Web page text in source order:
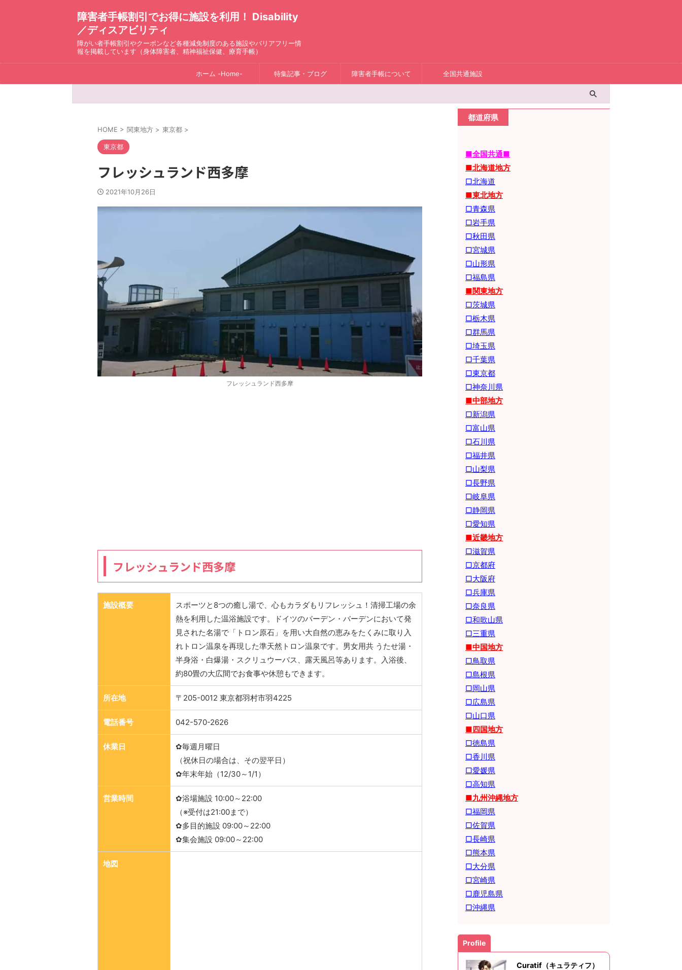
障害者手帳割引でお得に施設を利用！ Disability
／ディスアビリティ
障がい者手帳割引やクーポンなど各種減免制度のある施設やバリアフリー情
報を掲載しています（身体障害者、精神福祉保健、療育手帳）
ホーム -Home- 特集記事・ブログ 障害者手帳について 全国共通施設
HOME > 関東地方 > 東京都 >
東京都
フレッシュランド西多摩
2021年10月26日
フレッシュランド西多摩
フレッシュランド西多摩
施設概要
スポーツと8つの癒し湯で、心もカラダもリフレッシュ！清掃工場の余
熱を利用した温浴施設です。ドイツのバーデン・バーデンにおいて発
見された名湯で「トロン原石」を用い大自然の恵みをたくみに取り入
れトロン温泉を再現した準天然トロン温泉です。男女用共 うたせ湯・
半身浴・白爆湯・スクリュウーバス、露天風呂等あります。入浴後、
約80畳の大広間でお食事や休憩もできます。
所在地 〒205-0012 東京都羽村市羽4225
電話番号 042-570-2626
休業日
✿毎週月曜日
（祝休日の場合は、その翌平日）
✿年末年始（12/30～1/1）
営業時間
✿浴場施設 10:00～22:00
（※受付は21:00まで）
✿多目的施設 09:00～22:00
✿集会施設 09:00～22:00
地図
都道府県
■全国共通■
■北海道地方
□北海道
■東北地方
□青森県
□岩手県
□秋田県
□宮城県
□山形県
□福島県
■関東地方
□茨城県
□栃木県
□群馬県
□埼玉県
□千葉県
□東京都
□神奈川県
■中部地方
□新潟県
□富山県
□石川県
□福井県
□山梨県
□長野県
□岐阜県
□静岡県
□愛知県
■近畿地方
□滋賀県
□京都府
□大阪府
□兵庫県
□奈良県
□和歌山県
□三重県
■中国地方
□鳥取県
□島根県
□岡山県
□広島県
□山口県
■四国地方
□徳島県
□香川県
□愛媛県
□高知県
■九州沖縄地方
□福岡県
□佐賀県
□長崎県
□熊本県
□大分県
□宮崎県
□鹿児島県
□沖縄県
Profile
Curatif（キュラティフ）